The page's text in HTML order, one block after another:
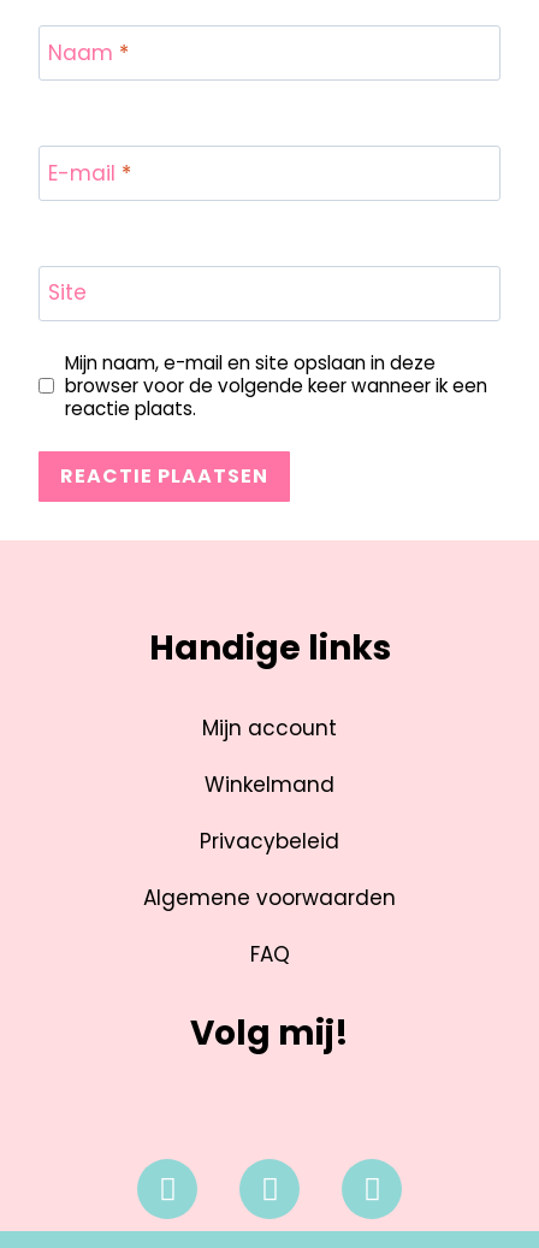
Naam *
E-mail *
Site
Mijn naam, e-mail en site opslaan in deze
browser voor de volgende keer wanneer ik een
reactie plaats.
Handige links
Mijn account
Winkelmand
Privacybeleid
Algemene voorwaarden
FAQ
Volg mij!